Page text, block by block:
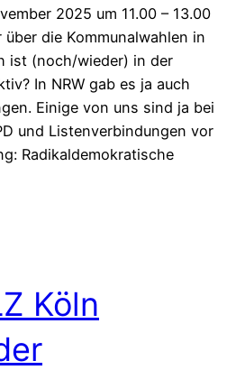
2025 um 11.00 – 13.00
die Kommunalwahlen in
ist (noch/wieder) in der
In NRW gab es ja auch
Einige von uns sind ja bei
und Listenverbindungen vor
Radikaldemokratische
Köln